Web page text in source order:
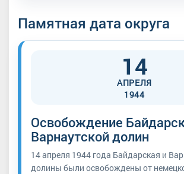
Памятная дата округа
14
АПРЕЛЯ
1944
Освобождение
Варнаутской долин
14 апреля 1944 года Байдарская и
долины были освобождены от